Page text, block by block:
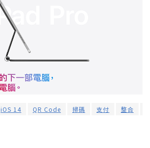
iOS 14 QR Code 掃碼 支付 整合